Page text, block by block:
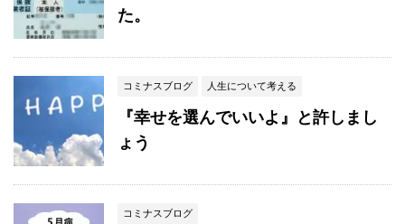
た。
コミナスブログ 人生について考える
『幸せを選んでいいよ』と許しまし
ょう
コミナスブログ